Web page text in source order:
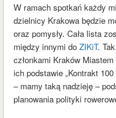
W ramach spotkań każdy
dzielnicy Krakowa będzie
oraz pomysły. Cała lista
między innymi do ZIKiT.
członkami Kraków
ich podstawie „Kontrakt
– mamy taką nadzieję –
planowania polityki